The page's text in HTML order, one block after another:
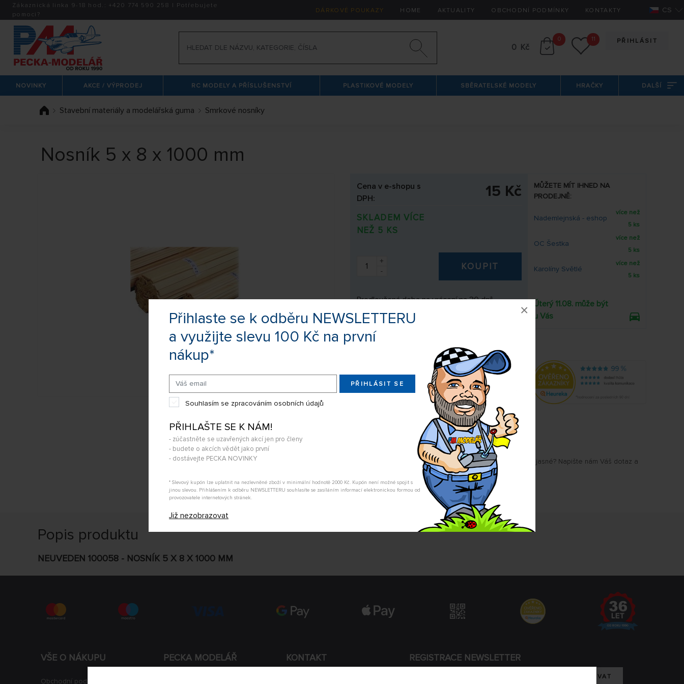
Přihlaste se k odběru NEWSLETTERU
a využijte slevu 100 Kč na první
nákup*
PŘIHLÁSIT SE
Souhlasím se zpracováním osobních údajů
PŘIHLAŠTE SE K NÁM!
- zúčastněte se uzavřených akcí jen pro členy
- budete o akcích vědět jako první
- dostávejte PECKA NOVINKY
* Slevový kupón lze uplatnit na nezlevněné zboží v minimální hodnotě 2000 Kč. Kupón není možné spojit s
jinou slevou. Přihlášením k odběru NEWSLETTERU souhlasíte se zasíláním informací elektronickou formou od
provozovatele internetových stránek.
Již nezobrazovat
×
Zákaznická linka 9-18 hod.: +420 774 590 258 | Potřebujete
pomoci?
DÁRKOVÉ POUKAZY HOME AKTUALITY OBCHODNÍ PODMÍNKY KONTAKTY CS
PŘIHLÁSIT
0 Kč
0 11
NOVINKY AKCE / VÝPRODEJ RC MODELY A PŘÍSLUŠENSTVÍ PLASTIKOVÉ MODELY SBĚRATELSKÉ MODELY HRAČKY DALŠÍ
Stavební materiály a modelářská guma Smrkové nosníky
Nosník 5 x 8 x 1000 mm
Cena v e-shopu s
DPH:
15 Kč
SKLADEM VÍCE
NEŽ 5 KS
+
-
KOUPIT
Prodloužená doba na vrácení na 30 dní!
MŮŽETE MÍT IHNED NA
PRODEJNĚ:
Nademlejnská - eshop
více než
5 ks
OC Šestka
více než
5 ks
Karolíny Světlé
více než
5 ks
Úterý 11.08. může být
u Vás
Neuveden
100058
100058
Sdílejte produkt na:
Nevíte si rady s výběrem? Nejsou Vám některé parametry jasné? Napište nám Váš dotaz a
my Vás s odpovědí kontaktujeme.
POSLAT DOTAZ
Popis produktu
NEUVEDEN 100058 - NOSNÍK 5 X 8 X 1000 MM
VŠE O NÁKUPU
Obchodní podmínky
PECKA MODELÁŘ KONTAKT REGISTRACE NEWSLETTER
REGISTROVAT